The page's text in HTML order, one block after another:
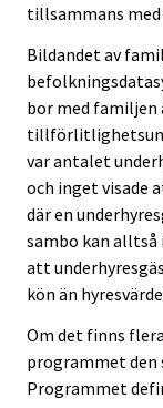
tillsammans
Bildandet av
bor med familjen
var antalet
och inget visade
där en
sambo kan alltså
att
kön än
Om det finns
programmet den
Programmet